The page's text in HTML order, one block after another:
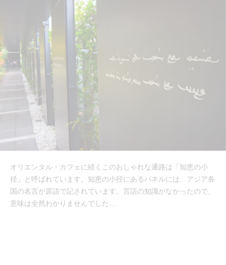
オリエンタル・カフェに続くこのおしゃれな通路は「知恵の小
径」と呼ばれています。知恵の小径にあるパネルには、アジア各
国の名言が原語で記されています。言語の知識がなかったので、
意味は全然わかりませんでした...